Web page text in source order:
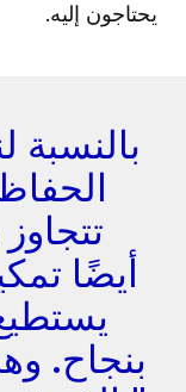
يحتاجون إليه.
أيضًا
بنجاح.